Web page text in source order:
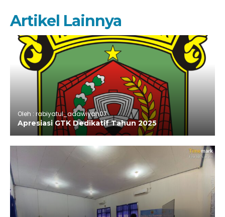
Artikel Lainnya
Oleh : rabiyatul_adawiyah07
Apresiasi GTK Dedikatif Tahun 2025